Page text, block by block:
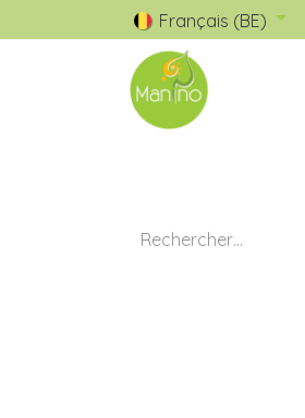
Français (BE)